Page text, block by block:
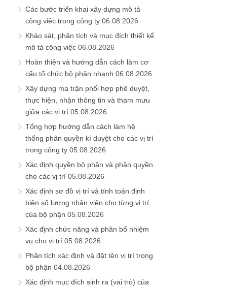
Các bước triển khai xây dựng mô tả
công việc trong công ty 06.08.2026
Khảo sát, phân tích và mục đích thiết kế
mô tả công việc 06.08.2026
Hoàn thiện và hướng dẫn cách làm cơ
cấu tổ chức bộ phận nhanh 06.08.2026
Xây dựng ma trận phối hợp phê duyệt,
thực hiện, nhận thông tin và tham mưu
giữa các vị trí 05.08.2026
Tổng hợp hướng dẫn cách làm hệ
thống phân quyền kí duyệt cho các vị trí
trong công ty 05.08.2026
Xác định quyền bộ phận và phân quyền
cho các vị trí 05.08.2026
Xác định sơ đồ vị trí và tính toán định
biên số lượng nhân viên cho từng vị trí
của bộ phận 05.08.2026
Xác định chức năng và phân bổ nhiệm
vụ cho vị trí 05.08.2026
Phân tích xác định và đặt tên vị trí trong
bộ phận 04.08.2026
Xác định mục đích sinh ra (vai trò) của